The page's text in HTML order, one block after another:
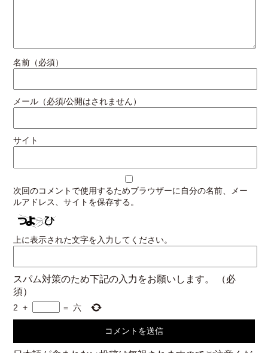
名前（必須）
メール（必須/公開はされません）
サイト
次回のコメントで使用するためブラウザーに自分の名前、メー
ルアドレス、サイトを保存する。
上に表示された文字を入力してください。
スパム対策のため下記の入力をお願いします。
（必
須）
2 + = 六